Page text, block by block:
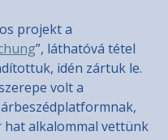
projekt a
”, láthatóvá tétel
idén zártuk le.
volt a
hat alkalommal vettünk